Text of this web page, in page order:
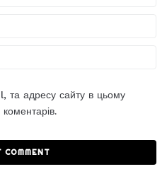
та адресу сайту в цьому